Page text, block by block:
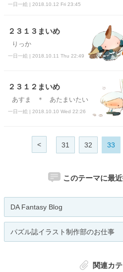
一日一絵 | 2018.10.12 Fri 23:45
２３１３まいめ
りっか
一日一絵 | 2018.10.11 Thu 22:49
２３１２まいめ
あすま ＊ あたまいたい
一日一絵 | 2018.10.10 Wed 22:26
< 31 32 33
このテーマに最
DA Fantasy Blog
パズル誌イラスト制作部のお仕事
関連カ